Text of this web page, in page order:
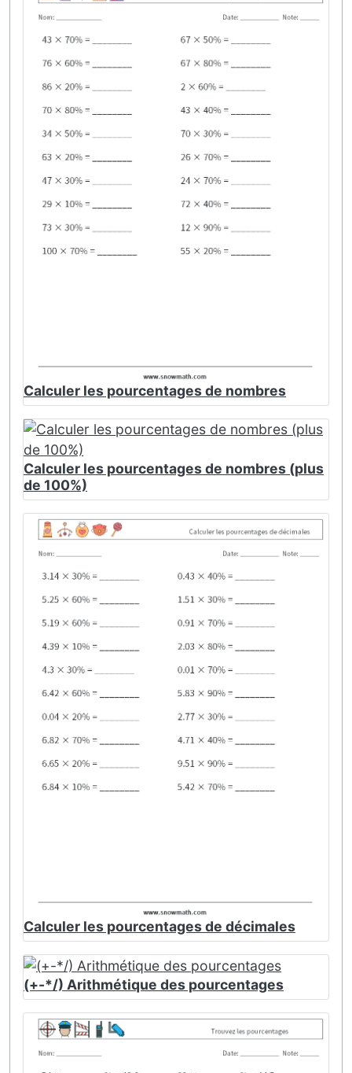
Calculer les pourcentages de nombres
Calculer les pourcentages de nombres (plus
de 100%)
Calculer les pourcentages de décimales
(+-*/) Arithmétique des pourcentages